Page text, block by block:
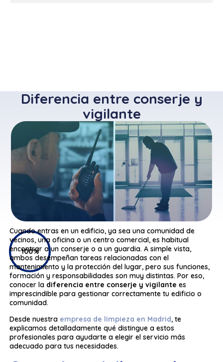
Diferencia entre conserje y
vigilante​
100%
Cuando entras en un edificio, ya sea una comunidad de
vecinos, una oficina o un centro comercial, es habitual
encontrar a un conserje o a un guardia. A simple vista,
ambos desempeñan tareas relacionadas con el
mantenimiento y la protección del lugar, pero sus funciones,
formación y responsabilidades son muy distintas. Por eso,
conocer la diferencia entre conserje y vigilante es
imprescindible para gestionar correctamente tu edificio o
comunidad.
Desde nuestra empresa de limpieza en Madrid, te
explicamos detalladamente qué distingue a estos
profesionales para ayudarte a elegir el servicio más
adecuado para tus necesidades.